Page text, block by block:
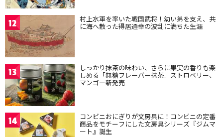
12 村上水軍を率いた戦国武将！幼い弟を支え、共
に海へ散った得居通幸の波乱に満ちた生涯
13 しっかり抹茶の味わい、さらに果実の香りも楽
しめる「無糖フレーバー抹茶」ストロベリー、
マンゴー新発売
14 コンビニおにぎりが文房具に！コンビニの定番
商品をモチーフにした文房具シリーズ『ジムマ
ート』誕生